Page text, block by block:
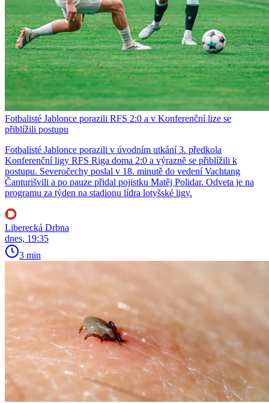
Fotbalisté Jablonce porazili RFS 2:0 a v Konferenční lize se
přiblížili postupu
Fotbalisté Jablonce porazili v úvodním utkání 3. předkola
Konferenční ligy RFS Riga doma 2:0 a výrazně se přiblížili k
postupu. Severočechy poslal v 18. minutě do vedení Vachtang
Čanturišvili a po pauze přidal pojistku Matěj Polidar. Odveta je na
programu za týden na stadionu lídra lotyšské ligy.
Liberecká Drbna
dnes, 19:35
3 min